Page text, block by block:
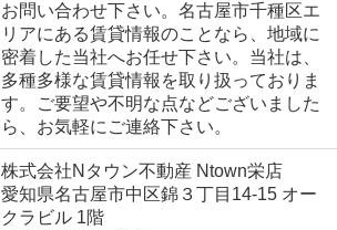
お問い合わせ下さい。名古屋市千種区エ
リアにある賃貸情報のことなら、地域に
密着した当社へお任せ下さい。当社は、
多種多様な賃貸情報を取り扱っておりま
す。ご要望や不明な点などございました
ら、お気軽にご連絡下さい。
株式会社Nタウン不動産 Ntown栄店
愛知県名古屋市中区錦３丁目14-15 オー
クラビル 1階